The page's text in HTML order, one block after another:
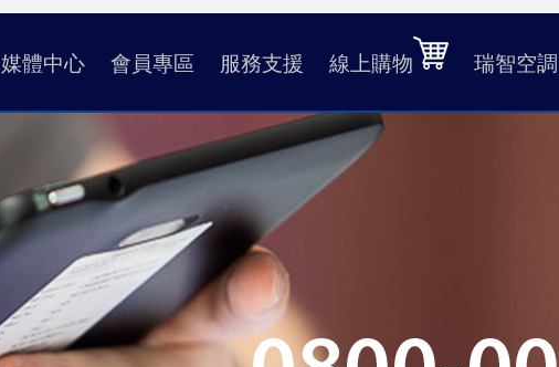
媒體中心 會員專區 服務支援 線上購物 瑞智空調